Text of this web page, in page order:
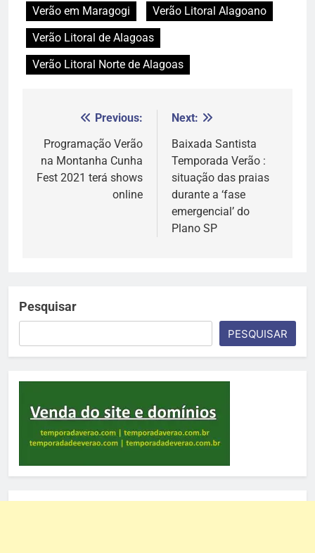
Verão em Maragogi
Verão Litoral Alagoano
Verão Litoral de Alagoas
Verão Litoral Norte de Alagoas
Navegação
de
Post
Previous:
Programação Verão
na Montanha Cunha
Fest 2021 terá shows
online
Next:
Baixada Santista
Temporada Verão :
situação das praias
durante a ‘fase
emergencial’ do
Plano SP
Pesquisar
PESQUISAR